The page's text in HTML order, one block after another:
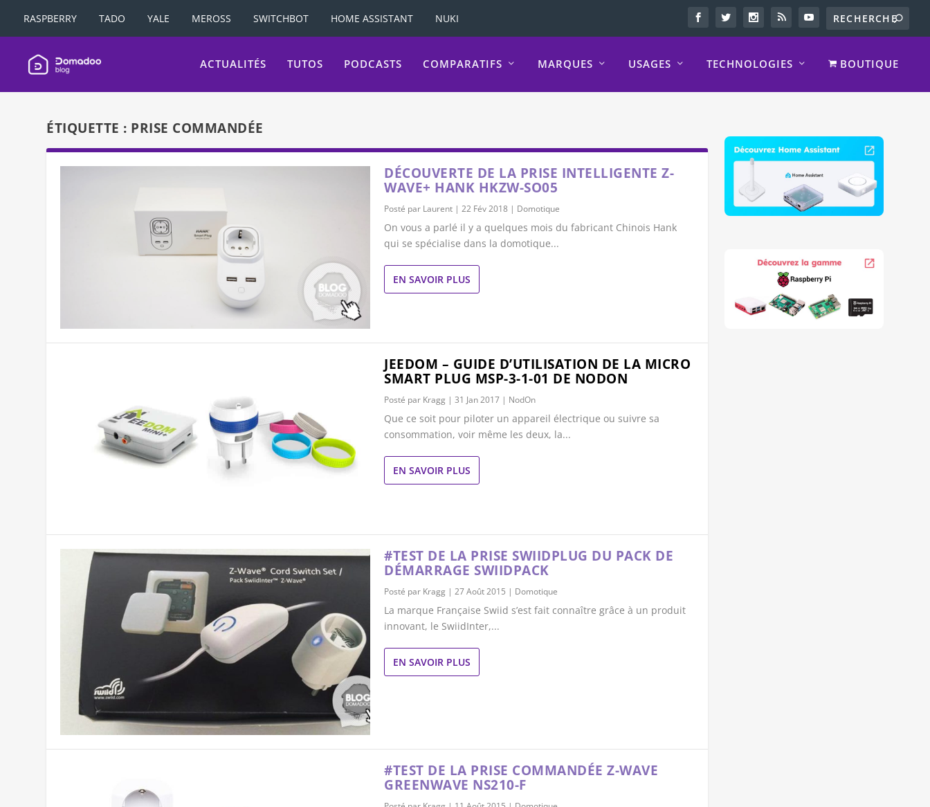
RASPBERRY TADO YALE MEROSS SWITCHBOT HOME ASSISTANT NUKI
ACTUALITÉS TUTOS PODCASTS COMPARATIFS MARQUES USAGES TECHNOLOGIES BOUTIQUE
ÉTIQUETTE : PRISE COMMANDÉE
DÉCOUVERTE DE LA PRISE INTELLIGENTE Z-
WAVE+ HANK HKZW-SO05
Posté par Laurent |22 Fév 2018 | Domotique
On vous a parlé il y a quelques mois du fabricant Chinois Hank
qui se spécialise dans la domotique...
EN SAVOIR PLUS
JEEDOM – GUIDE D’UTILISATION DE LA MICRO
SMART PLUG MSP-3-1-01 DE NODON
Posté par Kragg |31 Jan 2017 | NodOn
Que ce soit pour piloter un appareil électrique ou suivre sa
consommation, voir même les deux, la...
EN SAVOIR PLUS
#TEST DE LA PRISE SWIIDPLUG DU PACK DE
DÉMARRAGE SWIIDPACK
Posté par Kragg |27 Août 2015 | Domotique
La marque Française Swiid s’est fait connaître grâce à un produit
innovant, le SwiidInter,...
EN SAVOIR PLUS
#TEST DE LA PRISE COMMANDÉE Z-WAVE
GREENWAVE NS210-F